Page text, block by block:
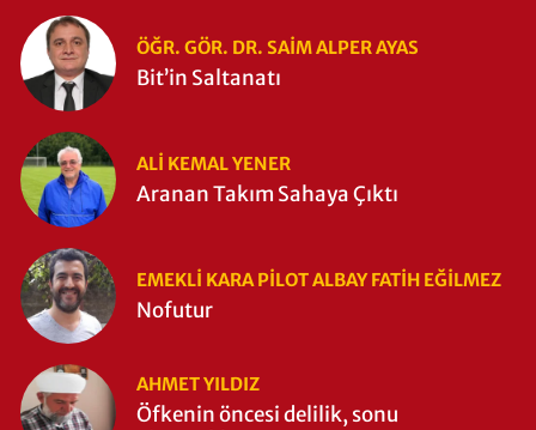
ÖĞR. GÖR. DR. SAIM ALPER AYAS
Bit’in Saltanatı
ALI KEMAL YENER
Aranan Takım Sahaya Çıktı
EMEKLI KARA PILOT ALBAY FATIH EĞİLMEZ
Nofutur
AHMET YILDIZ
Öfkenin öncesi delilik, sonu